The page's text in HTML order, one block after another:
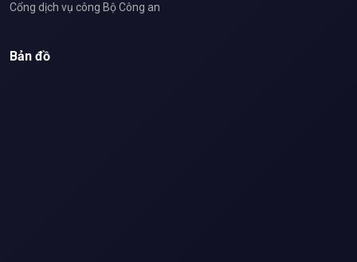
Cổng dịch vụ công Bộ Công an
Bản đồ